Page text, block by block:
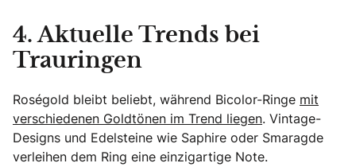
4. Aktuelle Trends bei
Trauringen
Roségold bleibt beliebt, während Bicolor-Ringe mit
verschiedenen Goldtönen im Trend liegen. Vintage-
Designs und Edelsteine wie Saphire oder Smaragde
verleihen dem Ring eine einzigartige Note.